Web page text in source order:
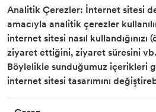
Analitik Çerezler: İnternet sitesi
amacıyla analitik çerezler
internet sitesi nasıl kullandığınızı
ziyaret ettiğini, ziyaret süresini
Böylelikle sunduğumuz içerikleri
internet sitesi tasarımını